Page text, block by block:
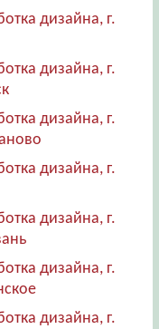
дизайна, г.
дизайна, г.
дизайна, г.
дизайна, г.
дизайна, г.
дизайна, г.
дизайна, г.